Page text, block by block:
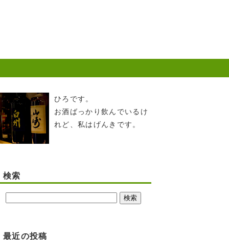
ひろです。
お酒ばっかり飲んでいるけ
れど、私はげんきです。
検索
最近の投稿